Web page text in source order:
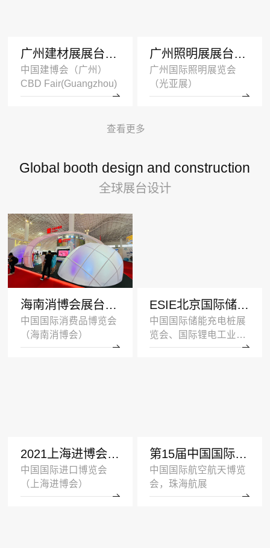
广州建材展展台设计搭建案例-ZMKM芝麻开门
中国建博会（广州）
CBD Fair(Guangzhou)
广州照明展展台搭建案例-国盈光电2024
广州国际照明展览会
（光亚展）
查看更多
Global booth design and construction
全球展台设计
海南消博会展台设计搭建案例-王府井集团-深圳展示设计公司
中国国际消费品博览会
（海南消博会）
ESIE北京国际储能展览会展台设计搭建案例-公牛集团
中国国际储能充电桩展
览会、国际锂电工业展
览会
2021上海进博会展台设计搭建案例-UL-深圳展览设计公司
中国国际进口博览会
（上海进博会）
第15届中国国际航空航天博览会展台设计案例_海斯坦普
中国国际航空航天博览
会，珠海航展